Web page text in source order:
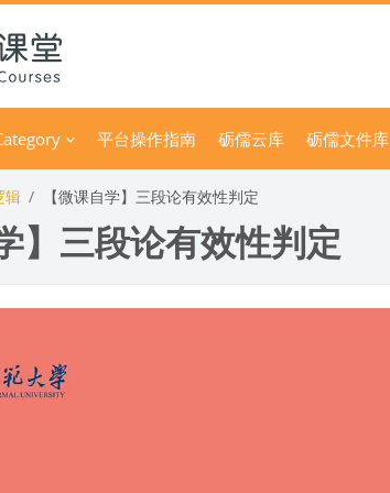
平台操作指南 砺儒云库 砺儒文件库
辑 【微课自学】三段论有效性判定
】三段论有效性判定